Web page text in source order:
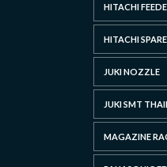
HITACHI
HITACHI
JUKI NOZZLE
JUKI SMT
MAGAZINE